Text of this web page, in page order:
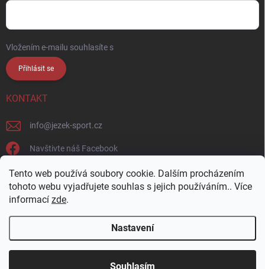
Tento web používá soubory cookie. Dalším procházením
tohoto webu vyjadřujete souhlas s jejich používáním.. Více
informací zde.
Nastavení
Souhlasím
Přijďte si vybrat osobně! Široká nabídka materiálů a
Vložením e-mailu souhlasíte s
Přihlásit se
KONTAKT
info@jezek-sport.cz
Navštivte náš Facebook
jezek_sport_np/
Copyright 2026Ježek sport s.r.o.. Všechna práva vyhrazena.Upravit
nastavení cookies